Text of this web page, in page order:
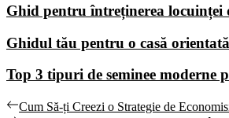
Ghid pentru întreținerea locuinței
Ghidul tău pentru o casă
Top 3 tipuri de seminee moderne
Navigare
Previous
Cum Să-ți Creezi o Strategie de